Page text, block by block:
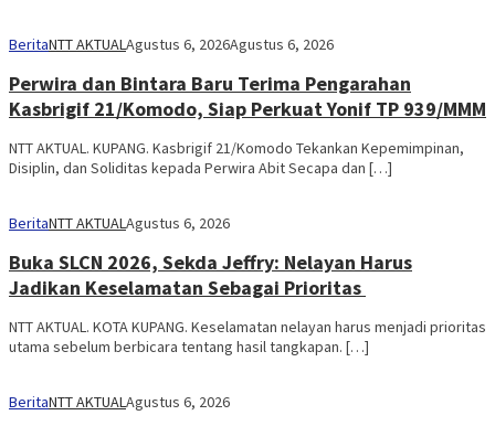
BeritaNTT AKTUALAgustus 6, 2026Agustus 6, 2026
Perwira dan Bintara Baru Terima Pengarahan
Kasbrigif 21/Komodo, Siap Perkuat Yonif TP 939/MMM
NTT AKTUAL. KUPANG. Kasbrigif 21/Komodo Tekankan Kepemimpinan,
Disiplin, dan Soliditas kepada Perwira Abit Secapa dan […]
BeritaNTT AKTUALAgustus 6, 2026
Buka SLCN 2026, Sekda Jeffry: Nelayan Harus
Jadikan Keselamatan Sebagai Prioritas
NTT AKTUAL. KOTA KUPANG. Keselamatan nelayan harus menjadi prioritas
utama sebelum berbicara tentang hasil tangkapan. […]
BeritaNTT AKTUAL Agustus 6, 2026